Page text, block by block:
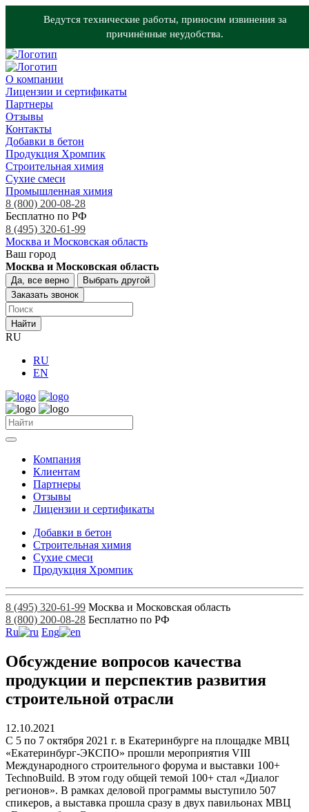
Ведутся технические работы, приносим извинения за
причинённые неудобства.
О компании
Лицензии и сертификаты
Партнеры
Отзывы
Контакты
Добавки в бетон
Продукция Хромпик
Строительная химия
Сухие смеси
Промышленная химия
8 (800) 200-08-28
Бесплатно по РФ
8 (495) 320-61-99
Москва и Московская область
Ваш город
Москва и Московская область
Да, все верно
Выбрать другой
Заказать звонок
Найти
RU
RU
EN
Компания
Клиентам
Партнеры
Отзывы
Лицензии и сертификаты
Добавки в бетон
Строительная химия
Сухие смеси
Продукция Хромпик
8 (495) 320-61-99 Москва и Московская область
8 (800) 200-08-28 Бесплатно по РФ
Ru
Eng
Обсуждение вопросов качества
продукции и перспектив развития
строительной отрасли
12.10.2021
С 5 по 7 октября 2021 г. в Екатеринбурге на площадке МВЦ
«Екатеринбург-ЭКСПО» прошли мероприятия VIII
Международного строительного форума и выставки 100+
TechnoBuild. В этом году общей темой 100+ стал «Диалог
регионов». В рамках деловой программы выступило 507
спикеров, а выставка прошла сразу в двух павильонах МВЦ